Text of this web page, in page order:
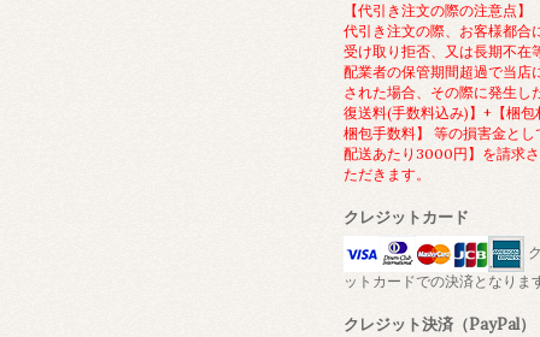
【代引き注文の際の注意点】
代引き注文の際、お客様都合
受け取り拒否、又は長期不在
配業者の保管期間超過で当店
された場合、その際に発生し
復送料(手数料込み)】+【梱包
梱包手数料】 等の損害金とし
配送あたり3000円】を請求
ただきます。
クレジットカード
ットカードでの決済となりま
クレジット決済（PayPal）